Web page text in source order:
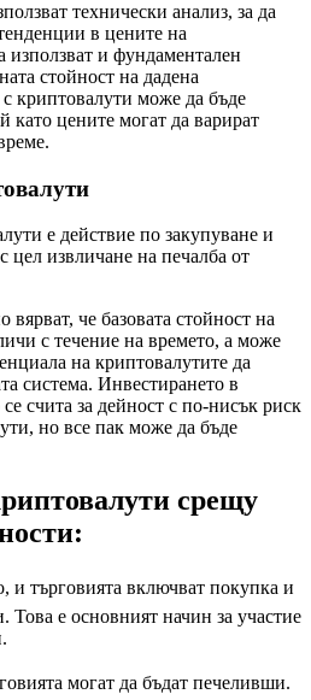
технически анализ, за да
в цените на
използват и фундаментален
стойност на дадена
криптовалути може да бъде
като цените могат да варират
е действие по закупуване и
цел извличане на печалба от
че базовата стойност на
с течение на времето, а може
на криптовалутите да
система. Инвестирането в
счита за дейност с по-нисък риск
но все пак може да бъде
срещу
търговията включват покупка и
Това е основният начин за участие
могат да бъдат печеливши.